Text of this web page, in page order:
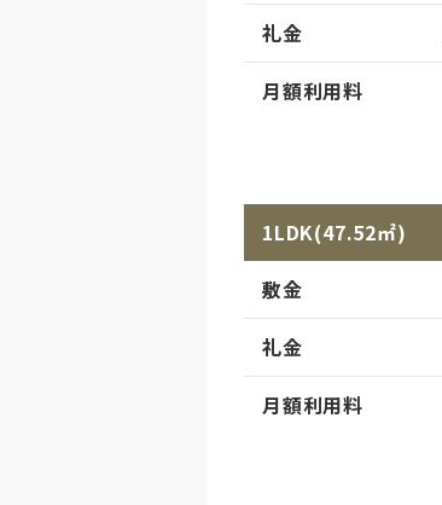
礼金
月額利用料
月額利用料内訳
1LDK(47.52㎡)
敷金
礼金
月額利用料